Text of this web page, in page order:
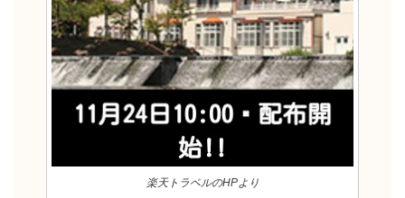
楽天トラベルのHPより